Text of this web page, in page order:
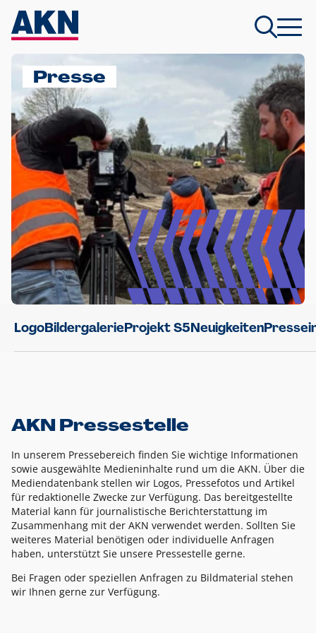
Presse
LogoBildergalerieProjekt S5Neuigkeiten
AKN Pressestelle
In unserem Pressebereich finden Sie wichtige Informationen
sowie ausgewählte Medieninhalte rund um die AKN. Über die
Mediendatenbank stellen wir Logos, Pressefotos und Artikel
für redaktionelle Zwecke zur Verfügung. Das bereitgestellte
Material kann für journalistische Berichterstattung im
Zusammenhang mit der AKN verwendet werden. Sollten Sie
weiteres Material benötigen oder individuelle Anfragen
haben, unterstützt Sie unsere Pressestelle gerne.
Bei Fragen oder speziellen Anfragen zu Bildmaterial stehen
wir Ihnen gerne zur Verfügung.